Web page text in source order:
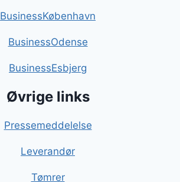
BusinessKøbenhavn
BusinessOdense
BusinessEsbjerg
Øvrige links
Pressemeddelelse
Leverandør
Tømrer